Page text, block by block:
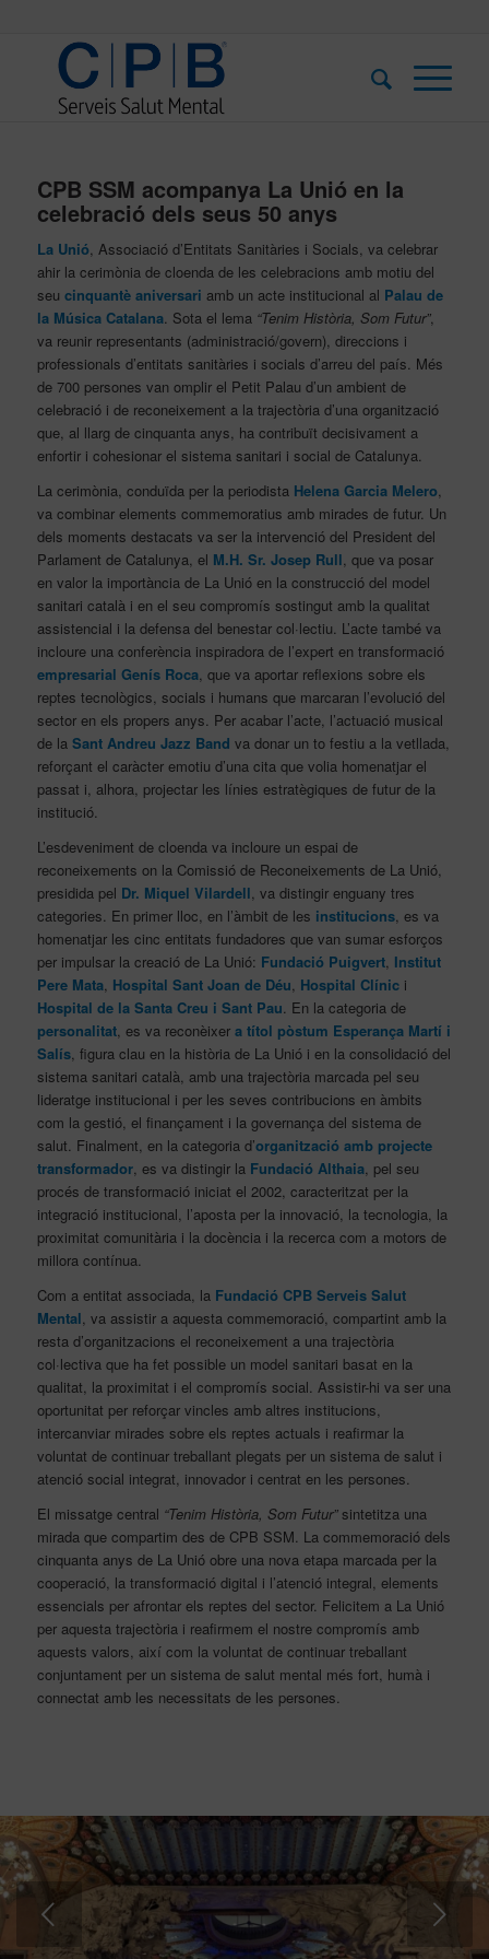
CPB SSM acompanya La Unió en la
celebració dels seus 50 anys
La Unió, Associació d’Entitats Sanitàries i Socials, va celebrar
ahir la cerimònia de cloenda de les celebracions amb motiu del
seu cinquantè aniversari amb un acte institucional al Palau de
la Música Catalana. Sota el lema “Tenim Història, Som Futur”,
va reunir representants (administració/govern), direccions i
professionals d’entitats sanitàries i socials d’arreu del país. Més
de 700 persones van omplir el Petit Palau d’un ambient de
celebració i de reconeixement a la trajectòria d’una organització
que, al llarg de cinquanta anys, ha contribuït decisivament a
enfortir i cohesionar el sistema sanitari i social de Catalunya.
La cerimònia, conduïda per la periodista Helena Garcia Melero,
va combinar elements commemoratius amb mirades de futur. Un
dels moments destacats va ser la intervenció del President del
Parlament de Catalunya, el M.H. Sr. Josep Rull, que va posar
en valor la importància de La Unió en la construcció del model
sanitari català i en el seu compromís sostingut amb la qualitat
assistencial i la defensa del benestar col·lectiu. L’acte també va
incloure una conferència inspiradora de l’expert en transformació
empresarial Genís Roca, que va aportar reflexions sobre els
reptes tecnològics, socials i humans que marcaran l’evolució del
sector en els propers anys. Per acabar l’acte, l’actuació musical
de la Sant Andreu Jazz Band va donar un to festiu a la vetllada,
reforçant el caràcter emotiu d’una cita que volia homenatjar el
passat i, alhora, projectar les línies estratègiques de futur de la
institució.
L’esdeveniment de cloenda va incloure un espai de
reconeixements on la Comissió de Reconeixements de La Unió,
presidida pel Dr. Miquel Vilardell, va distingir enguany tres
categories. En primer lloc, en l’àmbit de les institucions, es va
homenatjar les cinc entitats fundadores que van sumar esforços
per impulsar la creació de La Unió: Fundació Puigvert, Institut
Pere Mata, Hospital Sant Joan de Déu, Hospital Clínici
Hospital de la Santa Creu i Sant Pau. En la categoria de
personalitat, es va reconèixer a títol pòstum Esperança Martí i
Salís, figura clau en la història de La Unió i en la consolidació del
sistema sanitari català, amb una trajectòria marcada pel seu
lideratge institucional i per les seves contribucions en àmbits
com la gestió, el finançament i la governança del sistema de
salut. Finalment, en la categoria d’organització amb projecte
transformador, es va distingir la Fundació Althaia, pel seu
procés de transformació iniciat el 2002, caracteritzat per la
integració institucional, l’aposta per la innovació, la tecnologia, la
proximitat comunitària i la docència i la recerca com a motors de
millora contínua.
Com a entitat associada, la Fundació CPB Serveis Salut
Mental, va assistir a aquesta commemoració, compartint amb la
resta d’organitzacions el reconeixement a una trajectòria
col·lectiva que ha fet possible un model sanitari basat en la
qualitat, la proximitat i el compromís social. Assistir-hi va ser una
oportunitat per reforçar vincles amb altres institucions,
intercanviar mirades sobre els reptes actuals i reafirmar la
voluntat de continuar treballant plegats per un sistema de salut i
atenció social integrat, innovador i centrat en les persones.
El missatge central “Tenim Història, Som Futur”sintetitza una
mirada que compartim des de CPB SSM. La commemoració dels
cinquanta anys de La Unió obre una nova etapa marcada per la
cooperació, la transformació digital i l’atenció integral, elements
essencials per afrontar els reptes del sector. Felicitem a La Unió
per aquesta trajectòria i reafirmem el nostre compromís amb
aquests valors, així com la voluntat de continuar treballant
conjuntament per un sistema de salut mental més fort, humà i
connectat amb les necessitats de les persones.
Posterior